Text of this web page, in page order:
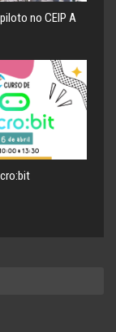
no CEIP A